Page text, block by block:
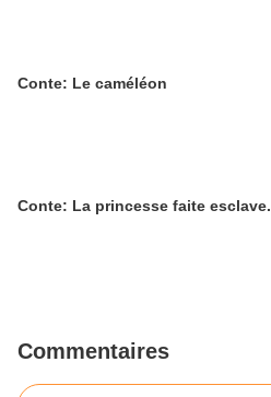
Conte: Le caméléon
Conte: La princesse faite esclave.
Commentaires